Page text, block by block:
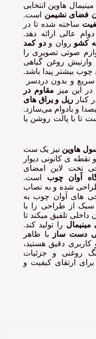
هاوین انتخابی
فضای نشیمن است.
ساخته شده تا در
عالی ارائه دهد.
کشو روان ودو کمد
صوتی‌ تصویری را
روغن گیاهی
بیشتر پیدا باشد.
و بدون دردسر
در این میز مقاوم در
کنار ریل و یراق های
و بادوام می‌سازد.
تا با پالت روشن یا
هاوین نیز یک ست
نقطه ی کانونی دیوار
تخت لاین امضای
آوان چوب است.
شده و به نصاب
های آوان چوب به
سبک از طراحی را با
تلفیق میکند تا
را تولید کند.
دست ساز
با ظاهر
دقیق هستید،
روغنی و جزئیات
ارتقای کیفیت و